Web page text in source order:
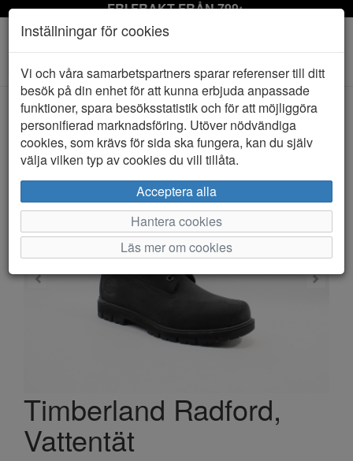
FRI FRAKT FRÅN 799:-
Toggle
navigation
HEM TIMBERLAND
Timberland Radford,
Vattentät
Inställningar för cookies
Vi och våra samarbetspartners sparar referenser till ditt
besök på din enhet för att kunna erbjuda anpassade
funktioner, spara besöksstatistik och för att möjliggöra
personifierad marknadsföring. Utöver nödvändiga
cookies, som krävs för sida ska fungera, kan du själv
välja vilken typ av cookies du vill tillåta.
Acceptera alla
Hantera cookies
Läs mer om cookies